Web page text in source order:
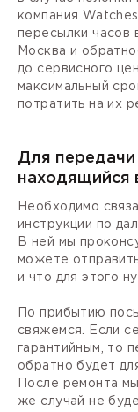
компания
пересылки часов
Москва и
до сервисного
максимальный
потратить на их
Для передачи
находящийся
Необходимо
инструкции по
В ней мы
можете
и что для этого
По прибытию
свяжемся. Если
гарантийным, то
обратно будет
После ремонта
же случай не